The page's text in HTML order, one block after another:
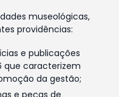
museológicas,
providências:
e publicações
que caracterizem
da gestão;